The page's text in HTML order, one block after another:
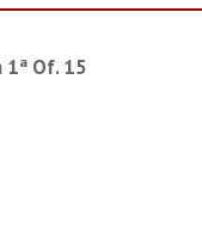
1ª Of. 15